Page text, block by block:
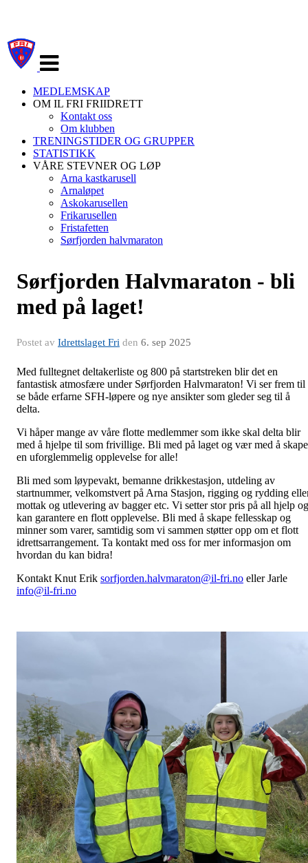
navigasjon
MEDLEMSKAP
OM IL FRI FRIIDRETT
Kontakt oss
Om klubben
TRENINGSTIDER OG GRUPPER
STATISTIKK
VÅRE STEVNER OG LØP
Arna kastkarusell
Arnaløpet
Askokarusellen
Frikarusellen
Fristafetten
Sørfjorden halvmaraton
Sørfjorden Halvmaraton - bli
med på laget!
Postet av Idrettslaget Fri den 6. sep 2025
Med fulltegnet deltakerliste og 800 på startstreken blir det en
fantastisk atmosfære under Sørfjorden Halvmaraton! Vi ser frem til
se både erfarne SFH-løpere og nye ansikter som gleder seg til å
delta.
Vi håper mange av våre flotte medlemmer som ikke skal delta blir
med å hjelpe til som frivillige. Bli med på laget og vær med å skape
en uforglemmelig opplevelse for alle!
Bli med som løypevakt, bemanne drikkestasjon, utdeling av
startnummer, velkomstvert på Arna Stasjon, rigging og rydding
mottak og utlevering av bagger etc. Vi setter stor pris på all hjelp og
kan garantere en flott opplevelse. Bli med å skape fellesskap og
minner som varer, samtidig som vi sammen støtter opp om et flott
idrettsarrangement. Ta kontakt med oss for mer informasjon om
hvordan du kan bidra!
Kontakt Knut Erik sorfjorden.halvmaraton@il-fri.no eller Jarle
info@il-fri.no